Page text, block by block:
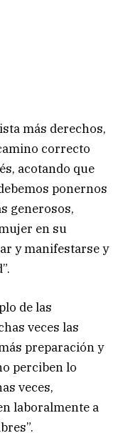
más derechos,
correcto
acotando que
ponernos
generosos,
en su
y manifestarse y
de las
veces las
preparación y
perciben lo
veces,
laboralmente a